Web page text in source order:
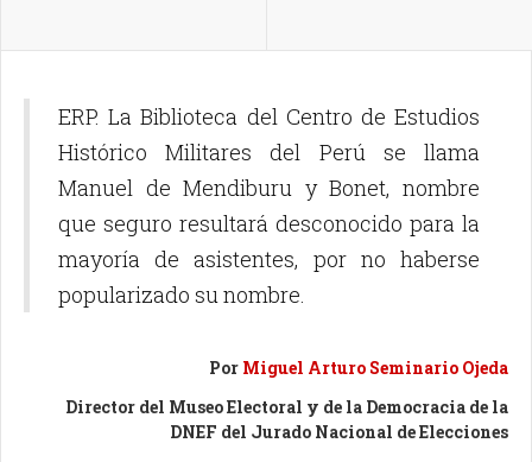
ERP. La Biblioteca del Centro de Estudios
Histórico Militares del Perú se llama
Manuel de Mendiburu y Bonet, nombre
que seguro resultará desconocido para la
mayoría de asistentes, por no haberse
popularizado su nombre.
Por Miguel Arturo Seminario Ojeda
Director del Museo Electoral y de la Democracia de la
DNEF del Jurado Nacional de Elecciones